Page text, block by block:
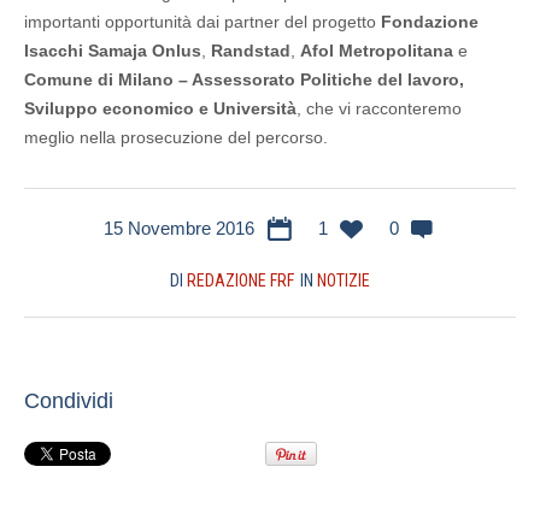
importanti opportunità dai partner del progetto Fondazione
Isacchi Samaja Onlus, Randstad, Afol Metropolitana e
Comune di Milano – Assessorato Politiche del lavoro,
Sviluppo economico e Università, che vi racconteremo
meglio nella prosecuzione del percorso.
15 Novembre 2016 1 0
DI REDAZIONE FRF IN NOTIZIE
Condividi